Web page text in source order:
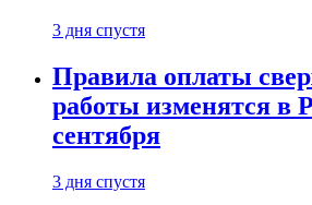
3 дня спустя
Правила оплаты
работы изменятся в
сентября
3 дня спустя